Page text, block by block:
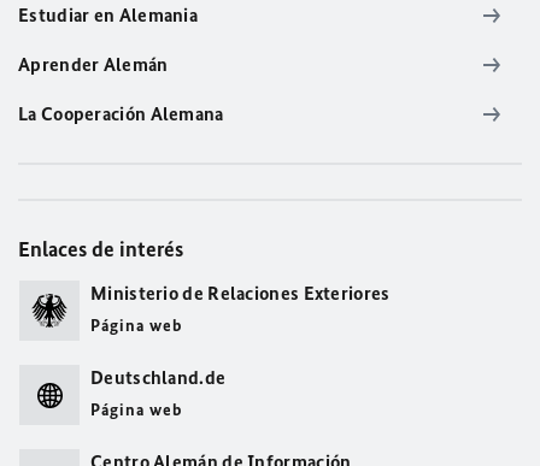
Estudiar en Alemania
Aprender Alemán
La Cooperación Alemana
Enlaces de interés
Ministerio de Relaciones Exteriores
Página web
Deutschland.de
Página web